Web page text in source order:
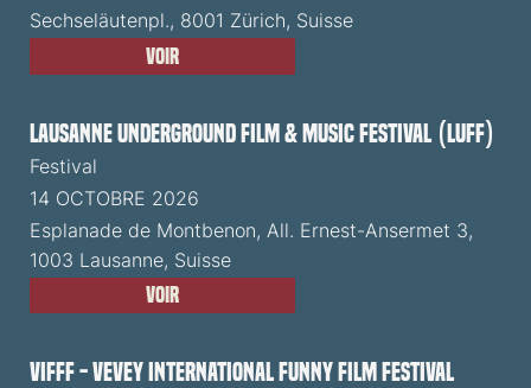
Sechseläutenpl., 8001 Zürich, Suisse
Voir
Lausanne Underground Film & Music Festival (LUFF)
Festival
14 OCTOBRE 2026
Esplanade de Montbenon, All. Ernest-Ansermet 3,
1003 Lausanne, Suisse
Voir
VIFFF - Vevey International Funny Film Festival